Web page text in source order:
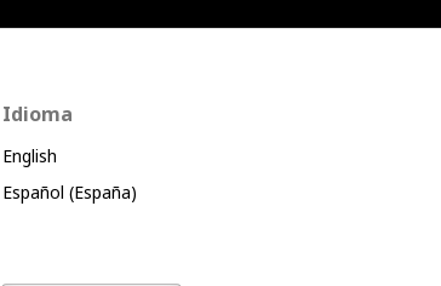
Idioma
English
Español (España)